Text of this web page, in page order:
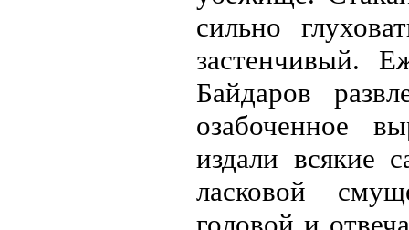
сильно
застенчивый.
Байдаров
озабоченное
издали всякие
ласковой